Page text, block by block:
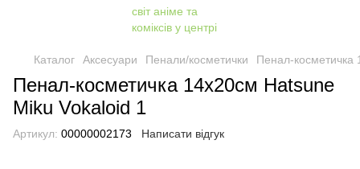
Каталог Аксесуари Пенали/косметички Пенал-косметичка
Пенал-косметичка 14х20см Hatsune
Miku Vokaloid 1
Артикул: 00000002173 Написати відгук